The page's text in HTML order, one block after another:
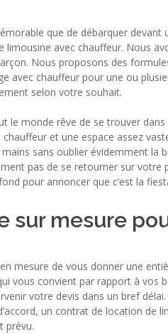
que de débarquer
limousine avec chauffeur. Nous
Nous proposons des
avec chauffeur pour une ou
selon votre souhait.
le monde rêve de se trouver
chauffeur et une espace assez
sans oublier évidemment la
pas de se retourner sur
pour annoncer que c’est la
sur mesure
mesure de vous donner une
vous convient par rapport à vos
votre devis dans un bref
un contrat de location de
prévu.